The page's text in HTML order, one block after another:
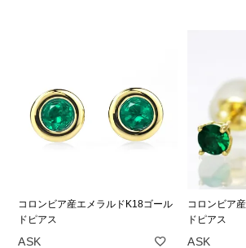
コロンビア産エメラルドK18ゴール
ドピアス
コロンビア
ドピアス